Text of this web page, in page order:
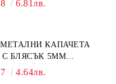
6.81лв.
КАПАЧЕТА
С БЛЯСЪК 5ММ
4.64лв.